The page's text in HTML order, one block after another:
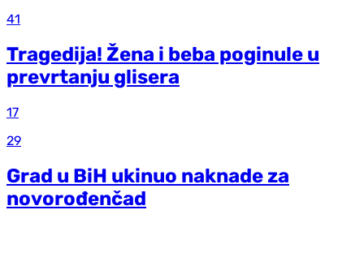
41
Tragedija! Žena i beba poginule u
prevrtanju glisera
17
29
Grad u BiH ukinuo naknade za
novorođenčad